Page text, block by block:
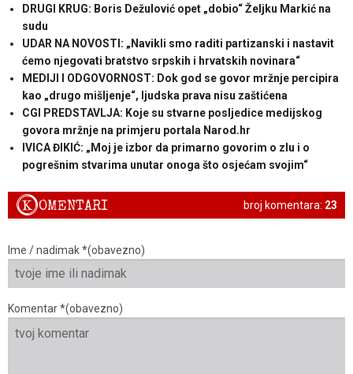
DRUGI KRUG: Boris Dežulović opet „dobio“ Željku Markić na
sudu
UDAR NA NOVOSTI: „Navikli smo raditi partizanski i nastavit
ćemo njegovati bratstvo srpskih i hrvatskih novinara“
MEDIJI I ODGOVORNOST: Dok god se govor mržnje percipira
kao „drugo mišljenje“, ljudska prava nisu zaštićena
CGI PREDSTAVLJA: Koje su stvarne posljedice medijskog
govora mržnje na primjeru portala Narod.hr
IVICA ĐIKIĆ: „Moj je izbor da primarno govorim o zlu i o
pogrešnim stvarima unutar onoga što osjećam svojim“
broj komentara: 23
KOMENTARI
Ime / nadimak *(obavezno)
Komentar *(obavezno)